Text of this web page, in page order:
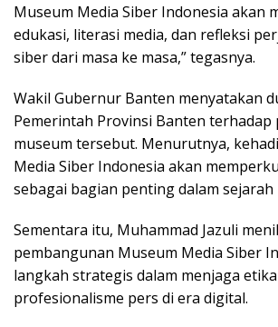
Museum Media Siber Indonesia akan
edukasi, literasi media, dan refleksi
siber dari masa ke masa,” tegasnya.
Wakil Gubernur Banten menyatakan
Pemerintah Provinsi Banten terhadap
museum tersebut. Menurutnya,
Media Siber Indonesia akan
sebagai bagian penting dalam sejarah
Sementara itu, Muhammad Jazuli
pembangunan Museum Media Siber
langkah strategis dalam menjaga
profesionalisme pers di era digital.